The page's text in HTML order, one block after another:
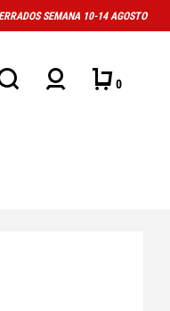
MUITO IMPORTANTE: A
0